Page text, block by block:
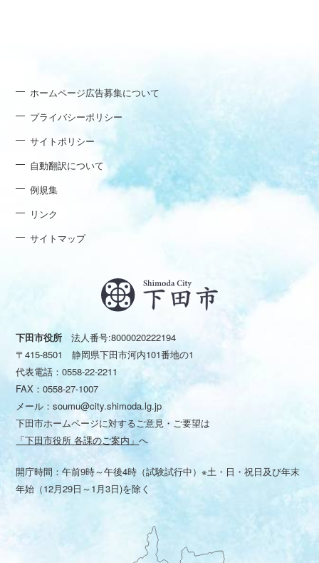
ホームページ広告募集について
プライバシーポリシー
サイトポリシー
自動翻訳について
例規集
リンク
サイトマップ
下田市役所 法人番号:8000020222194
〒415-8501 静岡県下田市河内101番地の1
代表電話：0558-22-2211
FAX：0558-27-1007
メール：soumu@city.shimoda.lg.jp
下田市ホームページに対するご意見・ご要望は
「下田市役所 各課のご案内」へ
開庁時間：午前9時～午後4時（試験試行中）※土・日・祝日及び年末
年始（12月29日～1月3日)を除く